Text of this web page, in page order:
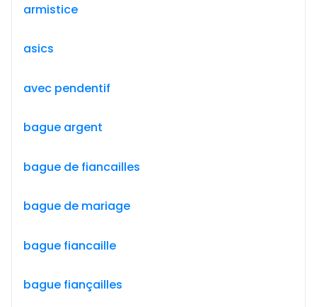
armistice
asics
avec pendentif
bague argent
bague de fiancailles
bague de mariage
bague fiancaille
bague fiançailles